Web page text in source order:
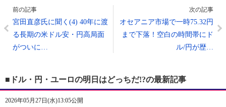
前の記事
宮田直彦氏に聞く(4) 40年に渡
る長期の米ドル安・円高局面
がついに…
次の記事
オセアニア市場で一時75.32円
まで下落！空白の時間帯にド
ル/円が歴…
■ドル・円・ユーロの明日はどっちだ!?の最新記事
2026年05月27日(水)13:05公開